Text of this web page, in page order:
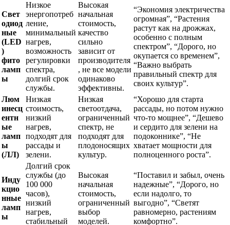
Свет
одиод
ные
(LED
)
фито
ламп
ы
Низкое
энергопотреб
ление,
минимальный
нагрев,
возможность
регулировки
спектра,
долгий срок
службы.
Высокая
начальная
стоимость,
качество
сильно
зависит от
производителя
, не все модели
одинаково
эффективны.
“Экономия электричества
огромная”, “Растения
растут как на дрожжах,
особенно с полным
спектром”, “Дорого, но
окупается со временем”,
“Важно выбрать
правильный спектр для
своих культур”.
Люм
инесц
ентн
ые
ламп
ы
(ЛЛ)
Низкая
стоимость,
низкий
нагрев,
подходят для
рассады и
зелени.
Низкая
светоотдача,
ограниченный
спектр, не
подходят для
плодоносящих
культур.
“Хорошо для старта
рассады, но потом нужно
что-то мощнее”, “Дешево
и сердито для зелени на
подоконнике”, “Не
хватает мощности для
полноценного роста”.
Инду
кцио
нные
ламп
ы
Долгий срок
службы (до
100 000
часов),
низкий
нагрев,
стабильный
Высокая
начальная
стоимость,
ограниченный
выбор
моделей.
“Поставил и забыл, очень
надежные”, “Дорого, но
если надолго, то
выгодно”, “Светят
равномерно, растениям
комфортно”.